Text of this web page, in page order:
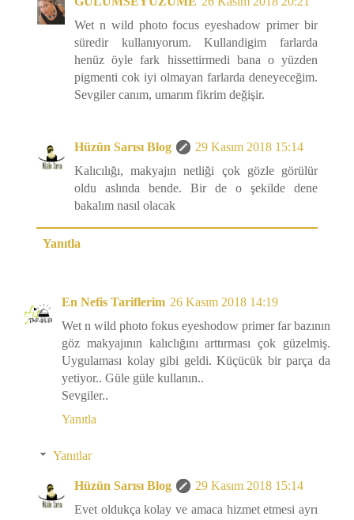
Wet n wild photo focus eyeshadow primer bir
süredir kullanıyorum. Kullandigim farlarda
henüz öyle fark hissettirmedi bana o yüzden
pigmenti cok iyi olmayan farlarda deneyeceğim.
Sevgiler canım, umarım fikrim değişir.
Hüzün Sarısı Blog
29 Kasım 2018 15:14
Kalıcılığı, makyajın netliği çok gözle görülür
oldu aslında bende. Bir de o şekilde dene
bakalım nasıl olacak
Yanıtla
En Nefis Tariflerim 26 Kasım 2018 14:19
Wet n wild photo fokus eyeshodow primer far bazının
göz makyajının kalıclığını arttırması çok güzelmiş.
Uygulaması kolay gibi geldi. Küçücük bir parça da
yetiyor.. Güle güle kullanın..
Sevgiler..
Yanıtla
Yanıtlar
Hüzün Sarısı Blog
29 Kasım 2018 15:14
Evet oldukça kolay ve amaca hizmet etmesi ayrı